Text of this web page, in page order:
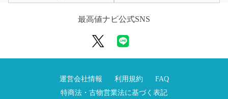
最高値ナビ公式SNS
運営会社情報 利用規約
FAQ
特商法・古物営業法に基づく表記